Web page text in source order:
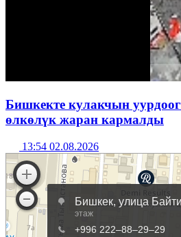
Бишкекте кулакчын
өлкөлүк жаран кармалды
13:54 02.08.2026